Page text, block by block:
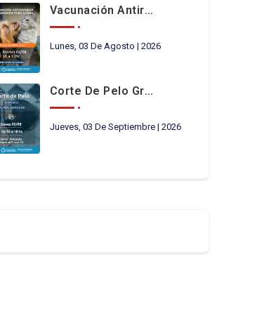
Vacunación Antirrábica
Lunes, 03 De Agosto | 2026
Corte De Pelo Gratis
Jueves, 03 De Septiembre | 2026